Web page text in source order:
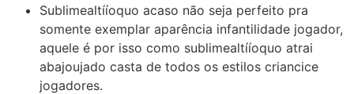
Sublimealtííoquo acaso não seja perfeito pra
somente exemplar aparência infantilidade jogador,
aquele é por isso como sublimealtííoquo atrai
abajoujado casta de todos os estilos criancice
jogadores.